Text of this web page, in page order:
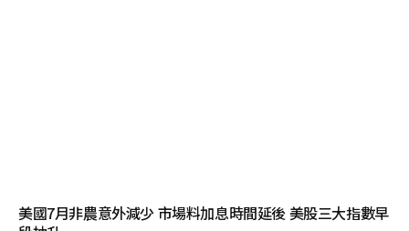
美國7月非農意外減少 市場料加息時間延後 美股三大指數早